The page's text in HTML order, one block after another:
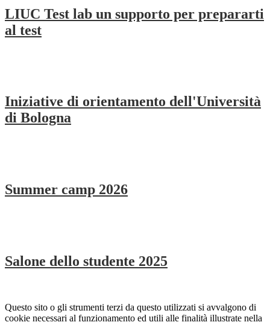
LIUC Test lab un supporto per prepararti
al test
Iniziative di orientamento dell'Università
di Bologna
Summer camp 2026
Salone dello studente 2025
Questo sito o gli strumenti terzi da questo utilizzati si avvalgono di
cookie necessari al funzionamento ed utili alle finalità illustrate nella